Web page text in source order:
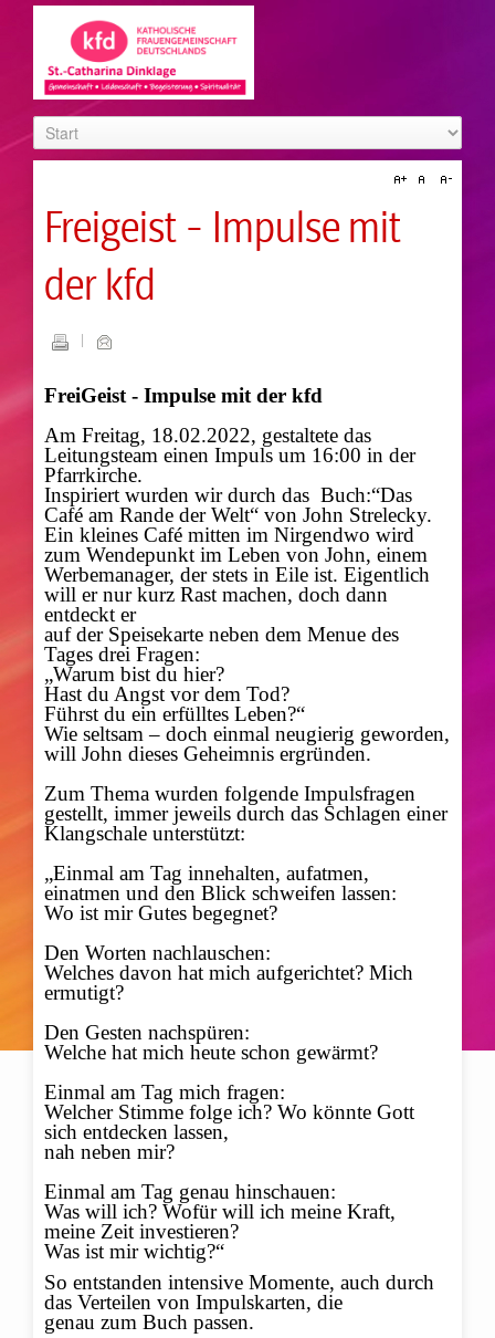
Freigeist - Impulse mit
der kfd
FreiGeist - Impulse mit der kfd
Am Freitag, 18.02.2022, gestaltete das
Leitungsteam einen Impuls um 16:00 in der
Pfarrkirche.
Inspiriert wurden wir durch das Buch:“Das
Café am Rande der Welt“ von John Strelecky.
Ein kleines Café mitten im Nirgendwo wird
zum Wendepunkt im Leben von John, einem
Werbemanager, der stets in Eile ist. Eigentlich
will er nur kurz Rast machen, doch dann
entdeckt er
auf der Speisekarte neben dem Menue des
Tages drei Fragen:
„Warum bist du hier?
Hast du Angst vor dem Tod?
Führst du ein erfülltes Leben?“
Wie seltsam – doch einmal neugierig geworden,
will John dieses Geheimnis ergründen.
Zum Thema wurden folgende Impulsfragen
gestellt, immer jeweils durch das Schlagen einer
Klangschale unterstützt:
„Einmal am Tag innehalten, aufatmen,
einatmen und den Blick schweifen lassen:
Wo ist mir Gutes begegnet?
Den Worten nachlauschen:
Welches davon hat mich aufgerichtet? Mich
ermutigt?
Den Gesten nachspüren:
Welche hat mich heute schon gewärmt?
Einmal am Tag mich fragen:
Welcher Stimme folge ich? Wo könnte Gott
sich entdecken lassen,
nah neben mir?
Einmal am Tag genau hinschauen:
Was will ich? Wofür will ich meine Kraft,
meine Zeit investieren?
Was ist mir wichtig?“
So entstanden intensive Momente, auch durch
das Verteilen von Impulskarten, die
genau zum Buch passen.